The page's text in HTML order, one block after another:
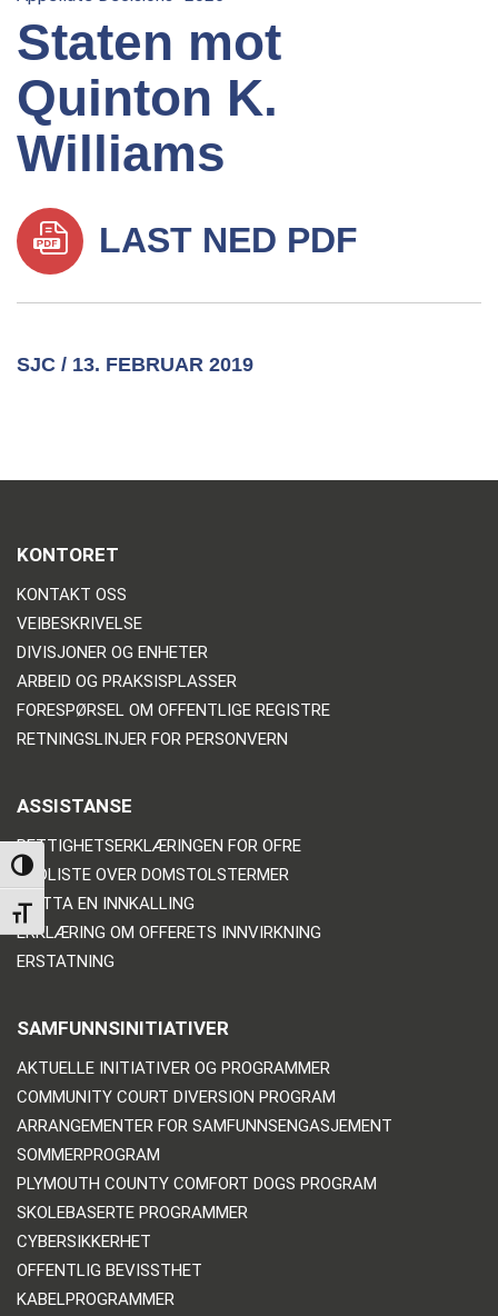
TOGGLE HIGH CONTRAST
TOGGLE FONT SIZE
Staten mot
Quinton K.
Williams
LAST NED PDF
SJC / 13. FEBRUAR 2019
KONTORET
KONTAKT OSS
VEIBESKRIVELSE
DIVISJONER OG ENHETER
ARBEID OG PRAKSISPLASSER
FORESPØRSEL OM OFFENTLIGE REGISTRE
RETNINGSLINJER FOR PERSONVERN
ASSISTANSE
RETTIGHETSERKLÆRINGEN FOR OFRE
ORDLISTE OVER DOMSTOLSTERMER
MOTTA EN INNKALLING
ERKLÆRING OM OFFERETS INNVIRKNING
ERSTATNING
SAMFUNNSINITIATIVER
AKTUELLE INITIATIVER OG PROGRAMMER
COMMUNITY COURT DIVERSION PROGRAM
ARRANGEMENTER FOR SAMFUNNSENGASJEMENT
SOMMERPROGRAM
PLYMOUTH COUNTY COMFORT DOGS PROGRAM
SKOLEBASERTE PROGRAMMER
CYBERSIKKERHET
OFFENTLIG BEVISSTHET
KABELPROGRAMMER